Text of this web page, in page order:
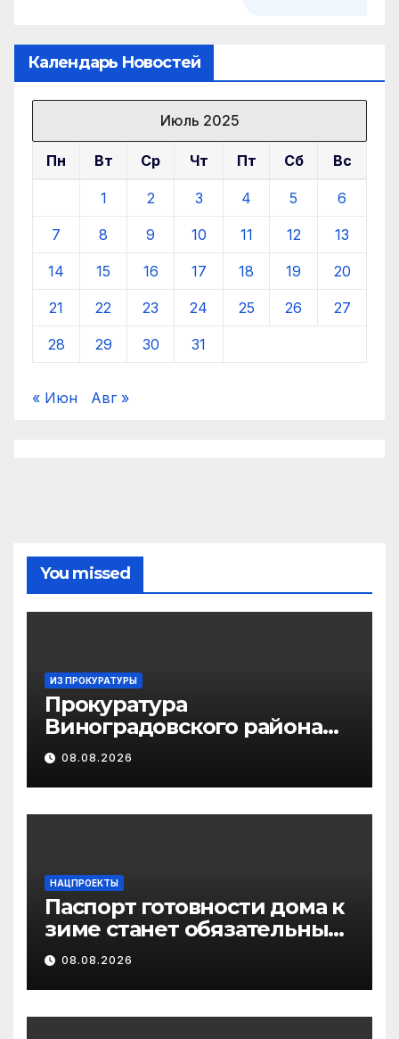
Календарь Новостей
Июль 2025
Пн Вт Ср Чт Пт Сб Вс
1 2 3 4 5 6
7 8 9 10 11 12 13
14 15 16 17 18 19 20
21 22 23 24 25 26 27
28 29 30 31
« Июн Авг »
You missed
ИЗ ПРОКУРАТУРЫ
Прокуратура
Виноградовского района
информирует об
изменениях
законодательства об
иммунопрофилактике
08.08.2026
НАЦПРОЕКТЫ
Паспорт готовности дома к
зиме станет обязательным
лицензионным
требованием для
управляющих организаций
с 1 сентября 2026 года
08.08.2026